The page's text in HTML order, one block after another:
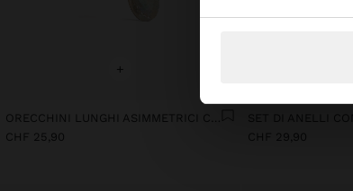
+
CHF 25,90
CHF 29,90